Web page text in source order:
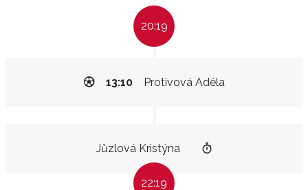
20:19
Protivová Adéla
13:10
Jůzlová Kristýna
22:19